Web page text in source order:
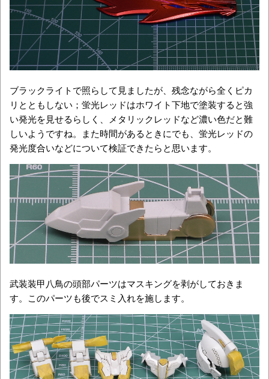
ブラックライトで照らして見ましたが、残念ながら全くピカ
リとともしない；蛍光レッドはホワイト下地で塗装すると強
い発光を見せるらしく、メタリックレッドなど濃い色だと難
しいようですね。また時間があるときにでも、蛍光レッドの
発光度合いなどについて検証できたらと思います。
武装装甲八鳥の頭部パーツはマスキングを剥がしておきま
す。このパーツも後でスミ入れを施します。